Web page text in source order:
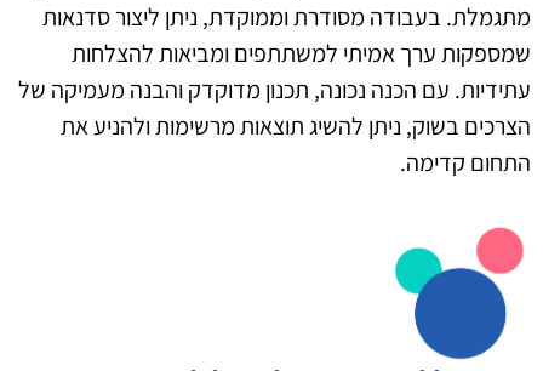
מתגמלת. בעבודה מסודרת וממוקדת, ניתן ליצור סדנאות
שמספקות ערך אמיתי למשתתפים ומביאות להצלחות
עתידיות. עם הכנה נכונה, תכנון מדוקדק והבנה מעמיקה של
הצרכים בשוק, ניתן להשיג תוצאות מרשימות ולהניע את
התחום קדימה.